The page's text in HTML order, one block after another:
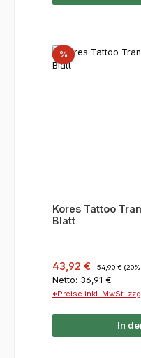
%Rabatt
Kores Tattoo
Blatt
Verkaufspreis:
43,92 € 54,90 €
Netto: 36,91 €
*Preise inkl. MwSt.
In